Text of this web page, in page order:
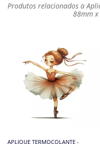
Produtos relacionados a
88mm x
APLIQUE TERMOCOLANTE -